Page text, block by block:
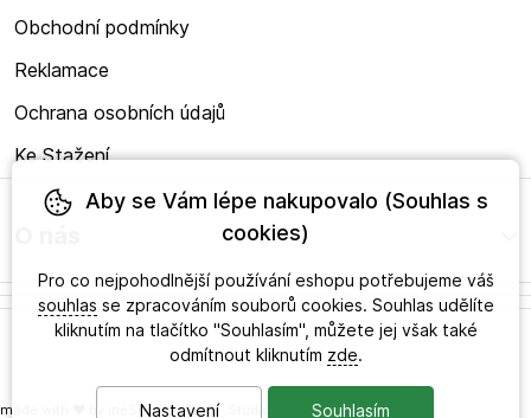
Obchodní podmínky
Reklamace
Ochrana osobních údajů
Ke Stažení
made with ineShop© 2026 - Studio zdravého obouvání s.r.o.
Aby se Vám lépe nakupovalo (Souhlas s
cookies)
Pro co nejpohodlnější používání eshopu potřebujeme váš
souhlas se zpracováním souborů cookies. Souhlas udělíte
kliknutím na tlačítko "Souhlasím", můžete jej však také
odmítnout kliknutím zde.
Nastavení Souhlasím